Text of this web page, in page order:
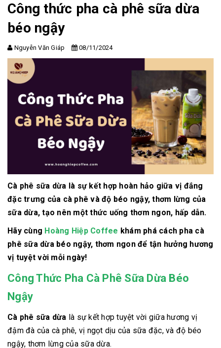
Công thức pha cà phê sữa dừa
béo ngậy
Nguyễn Văn Giáp 08/11/2024
Cà phê sữa dừa là sự kết hợp hoàn hảo giữa vị đắng
đặc trưng của cà phê và độ béo ngậy, thơm lừng của
sữa dừa, tạo nên một thức uống thơm ngon, hấp dẫn.
Hãy cùng Hoàng Hiệp Coffee khám phá cách pha cà
phê sữa dừa béo ngậy, thơm ngon để tận hưởng hương
vị tuyệt vời mỗi ngày!
Công Thức Pha Cà Phê Sữa Dừa Béo
Ngậy
Cà phê sữa dừa là sự kết hợp tuyệt vời giữa hương vị
đậm đà của cà phê, vị ngọt dịu của sữa đặc, và độ béo
ngậy, thơm lừng của sữa dừa.